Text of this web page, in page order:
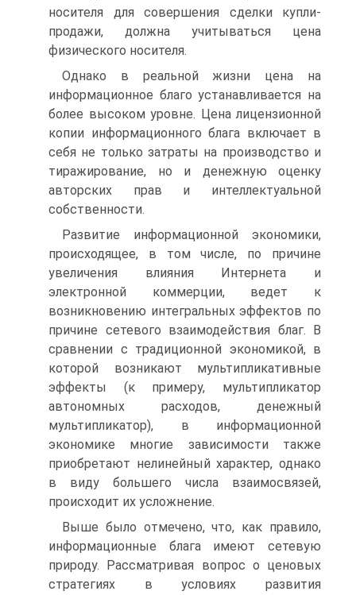
носителя для совершения сделки купли-
продажи, должна учитываться цена
физического носителя.
Однако в реальной жизни цена на
информационное благо устанавливается на
более высоком уровне. Цена лицензионной
копии информационного блага включает в
себя не только затраты на производство и
тиражирование, но и денежную оценку
авторских прав и интеллектуальной
собственности.
Развитие информационной экономики,
происходящее, в том числе, по причине
увеличения влияния Интернета и
электронной коммерции, ведет к
возникновению интегральных эффектов по
причине сетевого взаимодействия благ. В
сравнении с традиционной экономикой, в
которой возникают мультипликативные
эффекты (к примеру, мультипликатор
автономных расходов, денежный
мультипликатор), в информационной
экономике многие зависимости также
приобретают нелинейный характер, однако
в виду большего числа взаимосвязей,
происходит их усложнение.
Выше было отмечено, что, как правило,
информационные блага имеют сетевую
природу. Рассматривая вопрос о ценовых
стратегиях в условиях развития